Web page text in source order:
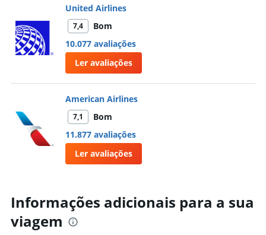
United Airlines
7,4
Bom
10.077 avaliações
Ler avaliações
American Airlines
7,1
Bom
11.877 avaliações
Ler avaliações
Informações adicionais para a sua
viagem